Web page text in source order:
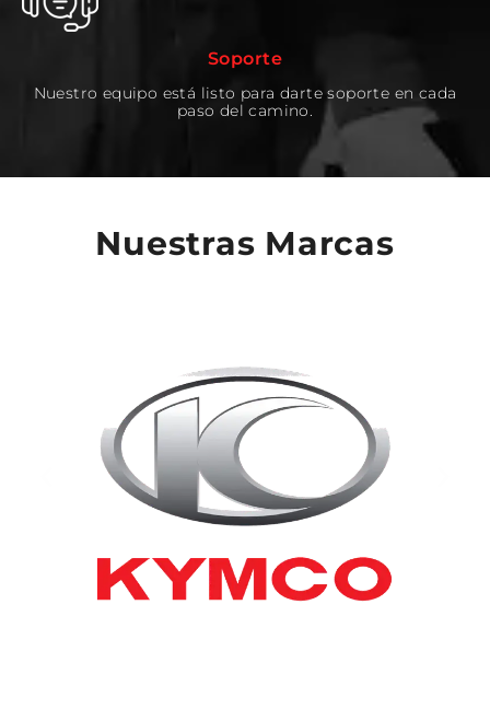
Soporte
Nuestro equipo está listo para darte soporte en cada
paso del camino.
Nuestras Marcas